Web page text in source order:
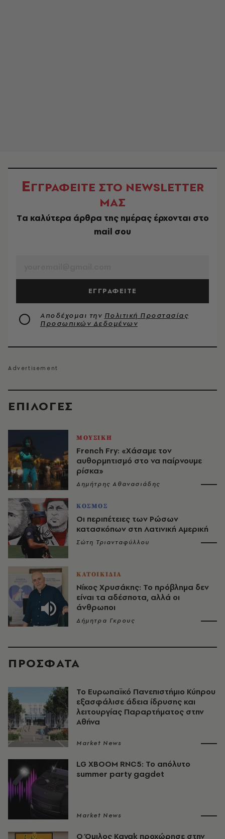
EΠΙΛΟΓΈΣ
ΜΟΥΣΙΚΗ
French Fry: «Χάσαμε τον
αυθορμητισμό στο να παίρνουμε
ρίσκα»
Δημήτρης Αθανασιάδης
ΚΟΣΜΟΣ
Οι περιπέτειες των Ρώσων
κατασκόπων στη Λατινική Αμερική
Σώτη Τριανταφύλλου
ΚΑΤΟΙΚΙΔΙΑ
Νίκος Χρυσάκης: Το πρόβλημα δεν
είναι τα αδέσποτα, αλλά οι
άνθρωποι
Δήμητρα Γκρους
ΕΓΓΡΑΦΕΙΤΕ ΣΤΟ NEWSLETTER
ΜΑΣ
Tα καλύτερα άρθρα της ημέρας έρχονται στο
mail σου
ΕΓΓΡΑΦΕΙΤΕ
Αποδέχομαι την Πολιτική Προστασίας
Προσωπικών Δεδομένων
ΠΡΟΣΦΑΤΑ
Το Ευρωπαϊκό Πανεπιστήμιο Κύπρου
εξασφάλισε άδεια ίδρυσης και
λειτουργίας Παραρτήματος στην
Αθήνα
Market News
LG XBOOM RNC5: Το απόλυτο
summer party gagdet
Market News
Ο Όμιλος Kayak προχώρησε στην